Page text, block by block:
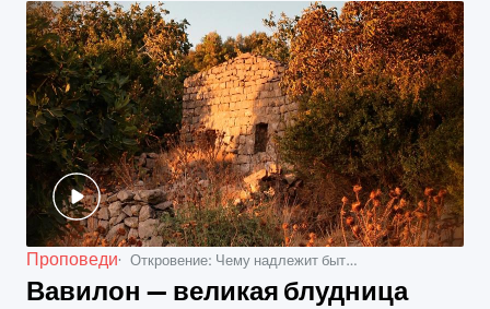
Проповеди Откровение: Чему надлежит быть вскоре
Вавилон — великая блудница